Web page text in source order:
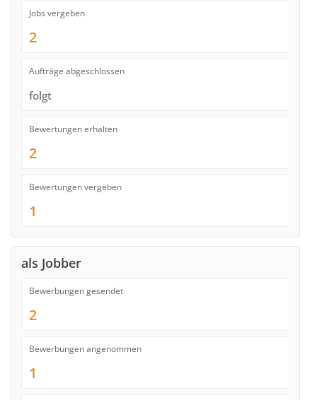
Jobs vergeben
2
Aufträge abgeschlossen
folgt
Bewertungen erhalten
2
Bewertungen vergeben
1
als Jobber
Bewerbungen gesendet
2
Bewerbungen angenommen
1